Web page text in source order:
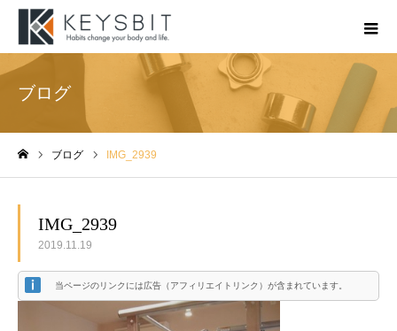
ブログ
ブログ IMG_2939
IMG_2939
2019.11.19
当ページのリンクには広告（アフィリエイトリンク）が含まれています。